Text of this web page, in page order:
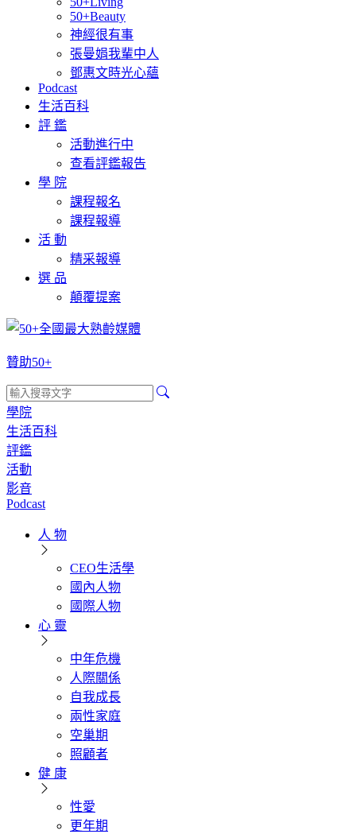
50+Beauty
神經很有事
張曼娟我輩中人
鄧惠文時光心蘊
Podcast
生活百科
評 鑑
活動進行中
查看評鑑報告
學 院
課程報名
課程報導
活 動
精采報導
選 品
顛覆提案
贊助50+
學院
生活百科
評鑑
活動
影音
Podcast
人 物
CEO生活學
國內人物
國際人物
心 靈
中年危機
人際關係
自我成長
兩性家庭
空巢期
照顧者
健 康
性愛
更年期